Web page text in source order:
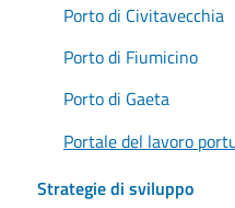
Porto di Civitavecchia
Porto di Fiumicino
Porto di Gaeta
Portale del lavoro
Strategie di sviluppo